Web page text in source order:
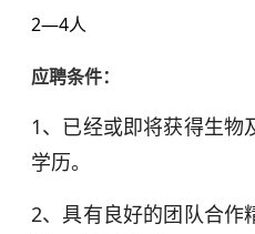
2—4人
应聘条件：
1、已经或即将获得生物
学历。
2、具有良好的团队合作